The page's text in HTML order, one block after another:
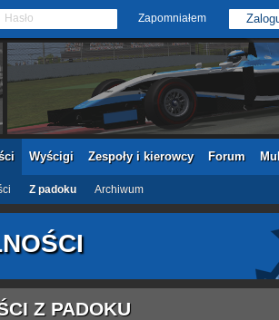
Hasło Zapomniałem
Wyścigi Zespoły i kierowcy Forum
Z padoku Archiwum
Z PADOKU